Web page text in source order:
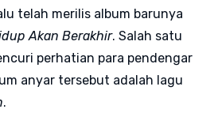
telah merilis album barunya
Akan Berakhir. Salah satu
perhatian para pendengar
anyar tersebut adalah lagu
.